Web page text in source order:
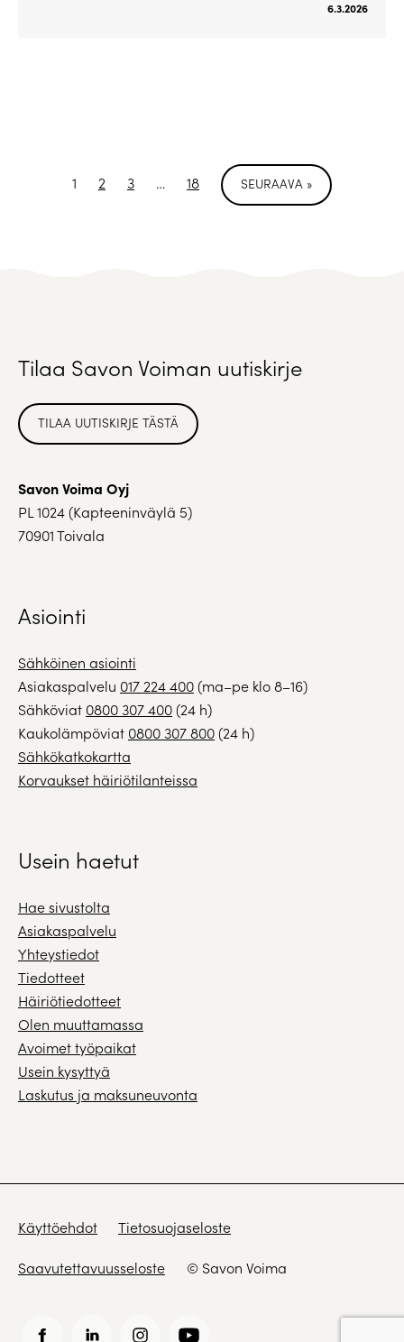
6.3.2026
1 2 3 … 18 SEURAAVA »
Tilaa Savon Voiman uutiskirje
TILAA UUTISKIRJE TÄSTÄ
Savon Voima Oyj
PL 1024 (Kapteeninväylä 5)
70901 Toivala
Asiointi
Sähköinen asiointi
Asiakaspalvelu 017 224 400(ma–pe klo 8–16)
Sähköviat 0800 307 400(24 h)
Kaukolämpöviat 0800 307 800(24 h)
Sähkökatkokartta
Korvaukset häiriötilanteissa
Usein haetut
Hae sivustolta
Asiakaspalvelu
Yhteystiedot
Tiedotteet
Häiriötiedotteet
Olen muuttamassa
Avoimet työpaikat
Usein kysyttyä
Laskutus ja maksuneuvonta
Käyttöehdot Tietosuojaseloste
Saavutettavuusseloste © Savon Voima